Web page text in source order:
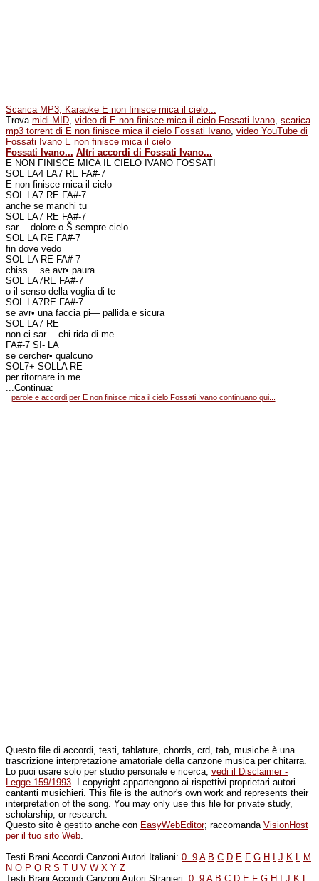
Scarica MP3, Karaoke E non finisce mica il cielo...
Trova midi MID, video di E non finisce mica il cielo Fossati Ivano, scarica
mp3 torrent di E non finisce mica il cielo Fossati Ivano, video YouTube di
Fossati Ivano E non finisce mica il cielo
Fossati Ivano... Altri accordi di Fossati Ivano...
E NON FINISCE MICA IL CIELO IVANO FOSSATI
SOL LA4 LA7 RE FA#-7
E non finisce mica il cielo
SOL LA7 RE FA#-7
anche se manchi tu
SOL LA7 RE FA#-7
sar… dolore o Š sempre cielo
SOL LA RE FA#-7
fin dove vedo
SOL LA RE FA#-7
chiss… se avr• paura
SOL LA7RE FA#-7
o il senso della voglia di te
SOL LA7RE FA#-7
se avr• una faccia pi— pallida e sicura
SOL LA7 RE
non ci sar… chi rida di me
FA#-7 SI- LA
se cercher• qualcuno
SOL7+ SOLLA RE
per ritornare in me
...Continua:
parole e accordi per E non finisce mica il cielo Fossati Ivano continuano qui...
Questo file di accordi, testi, tablature, chords, crd, tab, musiche è una
trascrizione interpretazione amatoriale della canzone musica per chitarra.
Lo puoi usare solo per studio personale e ricerca, vedi il Disclaimer -
Legge 159/1993. I copyright appartengono ai rispettivi proprietari autori
cantanti musichieri. This file is the author's own work and represents their
interpretation of the song. You may only use this file for private study,
scholarship, or research.
Questo sito è gestito anche con EasyWebEditor; raccomanda VisionHost
per il tuo sito Web.
Testi Brani Accordi Canzoni Autori Italiani: 0..9 A B C D E F G H J K L M
N O P Q R S T U V W X Y Z
Testi Brani Accordi Canzoni Autori Stranieri: 0..9 A B C D E F G H J K